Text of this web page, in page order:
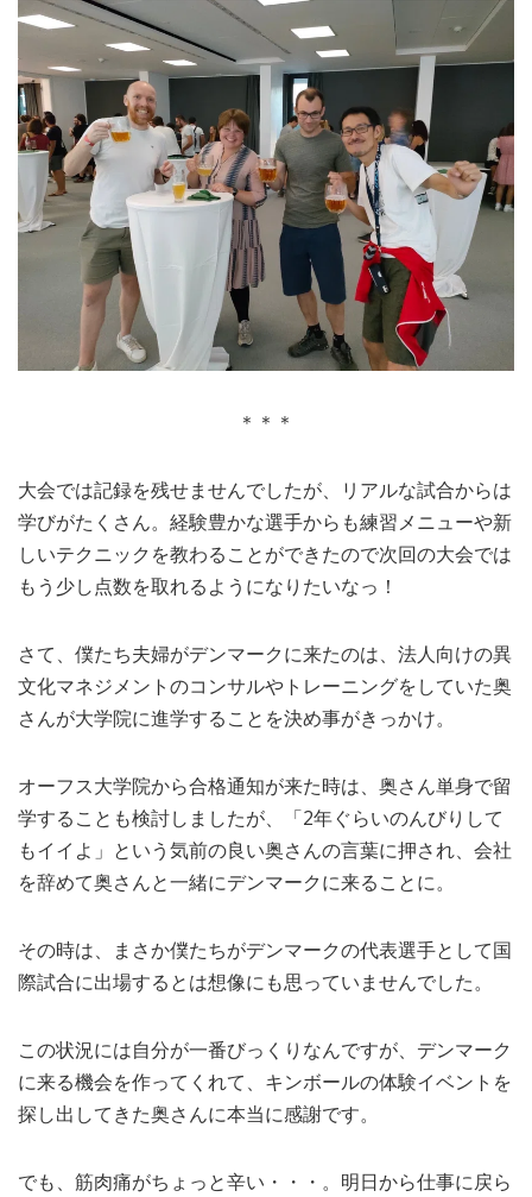
＊＊＊
大会では記録を残せませんでしたが、リアルな試合からは
学びがたくさん。経験豊かな選手からも練習メニューや新
しいテクニックを教わることができたので次回の大会では
もう少し点数を取れるようになりたいなっ！
さて、僕たち夫婦がデンマークに来たのは、法人向けの異
文化マネジメントのコンサルやトレーニングをしていた奥
さんが大学院に進学することを決め事がきっかけ。
オーフス大学院から合格通知が来た時は、奥さん単身で留
学することも検討しましたが、「2年ぐらいのんびりして
もイイよ」という気前の良い奥さんの言葉に押され、会社
を辞めて奥さんと一緒にデンマークに来ることに。
その時は、まさか僕たちがデンマークの代表選手として国
際試合に出場するとは想像にも思っていませんでした。
この状況には自分が一番びっくりなんですが、デンマーク
に来る機会を作ってくれて、キンボールの体験イベントを
探し出してきた奥さんに本当に感謝です。
でも、筋肉痛がちょっと辛い・・・。明日から仕事に戻ら